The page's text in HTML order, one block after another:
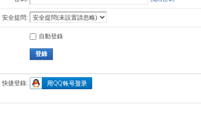
安全提問:
自動登錄
登錄
快捷登錄: